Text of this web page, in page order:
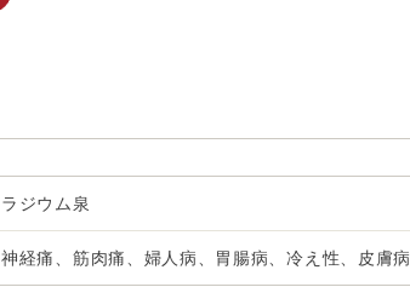
ラジウム泉
神経痛、筋肉痛、婦人病、胃腸病、冷え性、皮膚病